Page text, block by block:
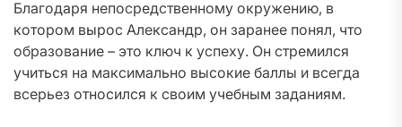
Благодаря непосредственному окружению, в
котором вырос Александр, он заранее понял, что
образование – это ключ к успеху. Он стремился
учиться на максимально высокие баллы и всегда
всерьез относился к своим учебным заданиям.